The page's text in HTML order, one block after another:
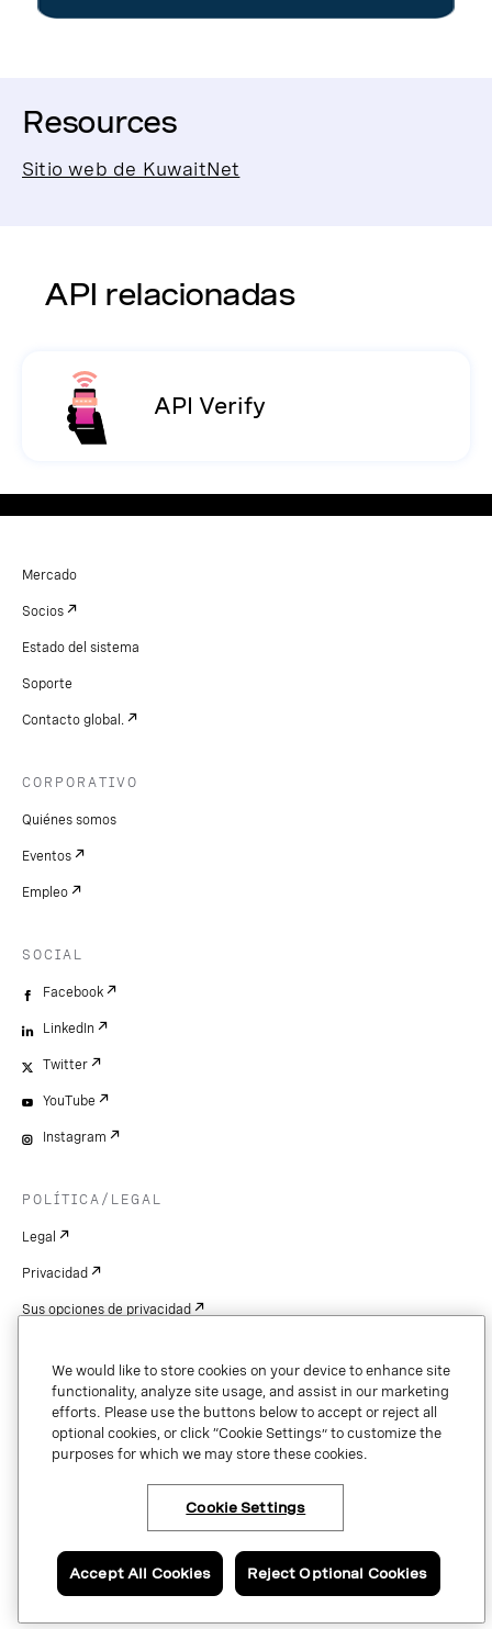
Resources
Sitio web de KuwaitNet
API relacionadas
API Verify
Copyright © 2026 Vonage. All rights reserved. VONAGE®, the V logo (
®),
and other Vonage marks are registered trademarks of Vonage or its affiliates
in the United States and other countries.
Mercado
Socios
Estado del sistema
Soporte
Contacto global.
CORPORATIVO
Quiénes somos
Eventos
Empleo
SOCIAL
Facebook
LinkedIn
Twitter
YouTube
Instagram
POLÍTICA/LEGAL
Legal
Privacidad
Sus opciones de privacidad
Patentes
Derechos de autor
Seguridad y confianza
We would like to store cookies on your device to enhance site
functionality, analyze site usage, and assist in our marketing
efforts. Please use the buttons below to accept or reject all
optional cookies, or click “Cookie Settings” to customize the
purposes for which we may store these cookies.
Cookie Settings
Reject Optional Cookies
Accept All Cookies